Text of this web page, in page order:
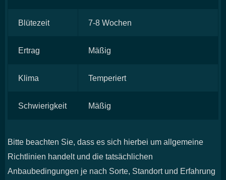
Blütezeit 7-8 Wochen
Ertrag Mäßig
Klima Temperiert
Schwierigkeit Mäßig
Bitte beachten Sie, dass es sich hierbei um allgemeine
Richtlinien handelt und die tatsächlichen
Anbaubedingungen je nach Sorte, Standort und Erfahrung